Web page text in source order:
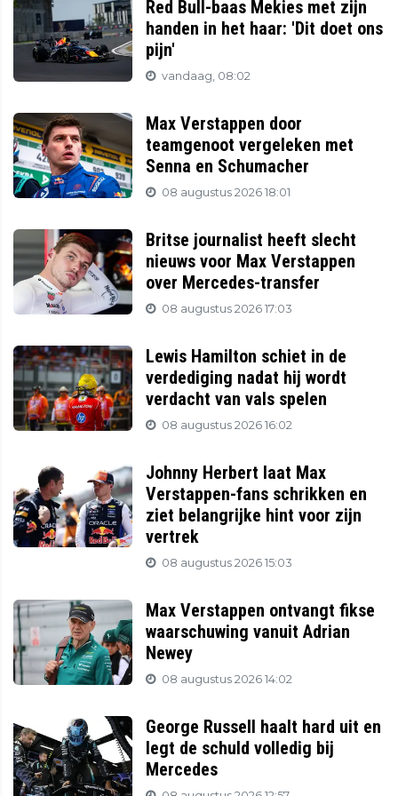
Red Bull-baas Mekies met zijn
handen in het haar: 'Dit doet ons
pijn'
vandaag, 08:02
Max Verstappen door
teamgenoot vergeleken met
Senna en Schumacher
08 augustus 2026 18:01
Britse journalist heeft slecht
nieuws voor Max Verstappen
over Mercedes-transfer
08 augustus 2026 17:03
Lewis Hamilton schiet in de
verdediging nadat hij wordt
verdacht van vals spelen
08 augustus 2026 16:02
Johnny Herbert laat Max
Verstappen-fans schrikken en
ziet belangrijke hint voor zijn
vertrek
08 augustus 2026 15:03
Max Verstappen ontvangt fikse
waarschuwing vanuit Adrian
Newey
08 augustus 2026 14:02
George Russell haalt hard uit en
legt de schuld volledig bij
Mercedes